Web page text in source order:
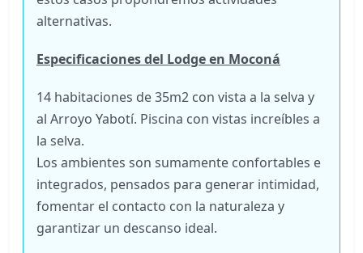
alternativas.
Especificaciones del Lodge en Moconá
14 habitaciones de 35m2 con vista a la selva y
al Arroyo Yabotí. Piscina con vistas increíbles a
la selva.
Los ambientes son sumamente confortables e
integrados, pensados para generar intimidad,
fomentar el contacto con la naturaleza y
garantizar un descanso ideal.